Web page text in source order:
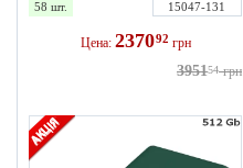
58 шт. 15047-131
Цена: 237092 грн
395154 грн